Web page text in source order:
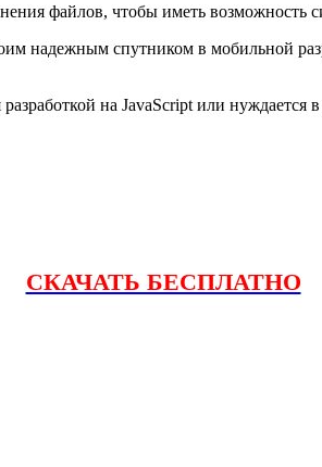
файлов, чтобы иметь возможность
надежным спутником в мобильной
на JavaScript или
СКАЧАТЬ БЕСПЛАТНО